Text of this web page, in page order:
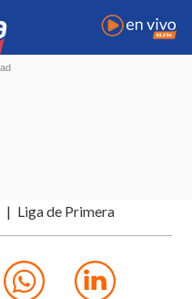
Liga de Primera